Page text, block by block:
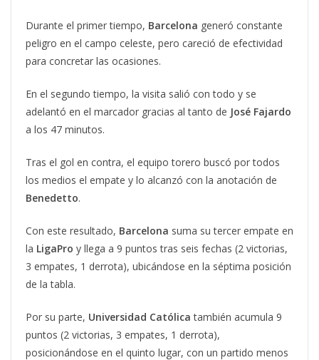
Durante el primer tiempo, Barcelona generó constante
peligro en el campo celeste, pero careció de efectividad
para concretar las ocasiones.
En el segundo tiempo, la visita salió con todo y se
adelantó en el marcador gracias al tanto de José Fajardo
a los 47 minutos.
Tras el gol en contra, el equipo torero buscó por todos
los medios el empate y lo alcanzó con la anotación de
Benedetto.
Con este resultado, Barcelona suma su tercer empate en
la LigaPro y llega a 9 puntos tras seis fechas (2 victorias,
3 empates, 1 derrota), ubicándose en la séptima posición
de la tabla.
Por su parte, Universidad Católica también acumula 9
puntos (2 victorias, 3 empates, 1 derrota),
posicionándose en el quinto lugar, con un partido menos